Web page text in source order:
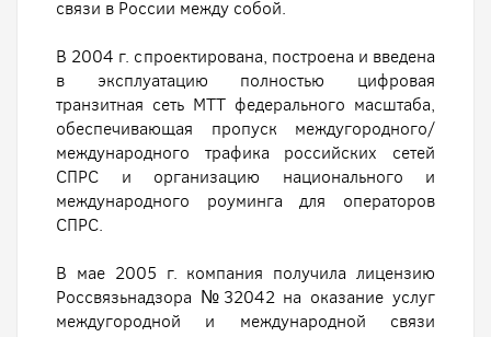
связи в России между собой.
В 2004 г. спроектирована, построена и введена
в эксплуатацию полностью цифровая
транзитная сеть МТТ федерального масштаба,
обеспечивающая пропуск междугородного/
международного трафика российских сетей
СПРС и организацию национального и
международного роуминга для операторов
СПРС.
В мае 2005 г. компания получила лицензию
Россвязьнадзора №32042 на оказание услуг
междугородной и международной связи